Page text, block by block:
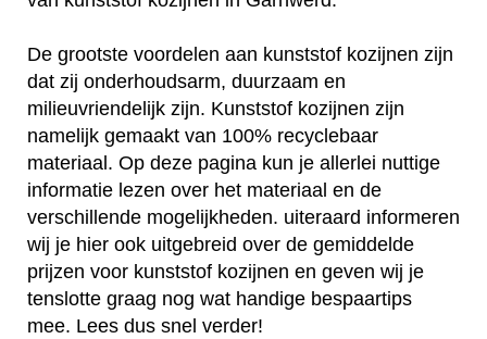
De grootste voordelen aan kunststof kozijnen zijn
dat zij onderhoudsarm, duurzaam en
milieuvriendelijk zijn. Kunststof kozijnen zijn
namelijk gemaakt van 100% recyclebaar
materiaal. Op deze pagina kun je allerlei nuttige
informatie lezen over het materiaal en de
verschillende mogelijkheden. uiteraard informeren
wij je hier ook uitgebreid over de gemiddelde
prijzen voor kunststof kozijnen en geven wij je
tenslotte graag nog wat handige bespaartips
mee. Lees dus snel verder!